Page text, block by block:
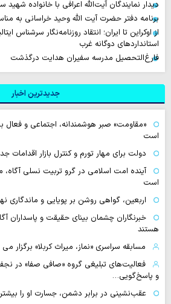
دیدار نمایندگان آیت‌الله اعرافی با خانواده
برنامه دفتر حضرت آیت الله وحید خراسانی به
از اوکراین تا ایران؛ انتقاد روزنامه‌نگار سرشناس
استانداردهای دوگانه غرب
فارغ‌التحصیل مدرسه سفیران هدایت درگذشت
جدیدترین اخبار
«مقاومت» صبر هوشمندانه، اجتماعی و فعال
است
دولت برای مهار تورم و کنترل بازار اقدامات
آینده امت اسلامی در گرو تربیت نسلی
است
اربعین، گواهی روشن بر پویایی و
خبرنگاران چشمان بینای حقیقت و پاسداران
هستند
مسابقه سراسری «نماز، میراث کربلا» برگزار
فعالیت‌های تبلیغی گروه «صافی صفا» در
و پاسخ‌گویی…
عقب‌نشینی در برابر دشمن، جسارت او را